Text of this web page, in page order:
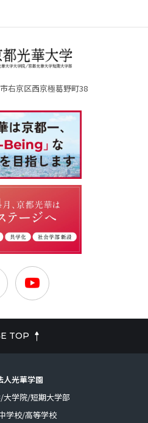
右京区西京極葛野町38
TOP
人光華学園
大学院/短期大学部
学校/高等学校